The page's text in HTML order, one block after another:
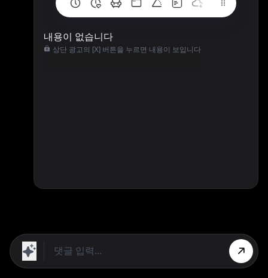
내용이 없습니다
상단 광고의 [X] 버튼을 누르면 내용이 보입니다